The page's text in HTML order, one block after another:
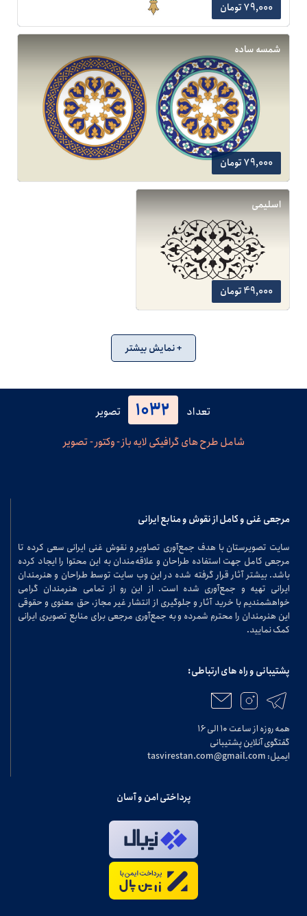
79,000 تومان
شمسه ساده
79,000 تومان
اسلیمی
49,000 تومان
+ نمایش بیشتر
تعداد 1032
تصویر
شامل طرح های گرافیکی لایه باز - وکتور - تصویر
مرجعی غنی و کامل از نقوش و منابع ایرانی
سایت تصویرستان با هدف جمع‌آوری تصاویر و نقوش غنی ایرانی سعی کرده تا
مرجعی کامل جهت استفاده طراحان و علاقه‌مندان به این محتوا را ایجاد کرده
باشد. بیشتر آثار قرار گرفته شده در این وب سایت توسط طراحان و هنرمندان
ایرانی تهیه و جمع‌آوری شده است. از این رو از تمامی هنرمندان گرامی
خواهشمندیم با خرید آثار و جلوگیری از انتشار غیر مجاز، حق معنوی و حقوقی
این هنرمندان را محترم شمرده و به جمع‌آوری مرجعی برای منابع تصویری ایرانی
کمک نمایید.
پشتیبانی و راه های ارتباطی:
همه روزه از ساعت ۱۰ الی ۱۶
گفتگوی آنلاین پشتیبانی
ایمیل: tasvirestan.com@gmail.com
پرداختی امن و آسان